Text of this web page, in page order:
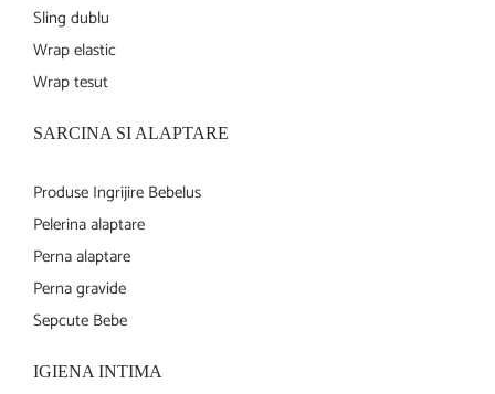
Sling dublu
Wrap elastic
Wrap tesut
SARCINA SI ALAPTARE
Produse Ingrijire Bebelus
Pelerina alaptare
Perna alaptare
Perna gravide
Sepcute Bebe
IGIENA INTIMA